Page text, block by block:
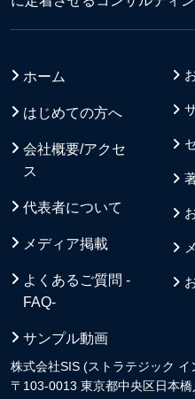
ホーム
はじめての方へ
会社概要/アクセ
ス
代表者について
メディア掲載
よくあるご質問 -
FAQ-
サンプル動画
株式会社SIS (ストラテジック
〒103-0013 東京都中央区日本